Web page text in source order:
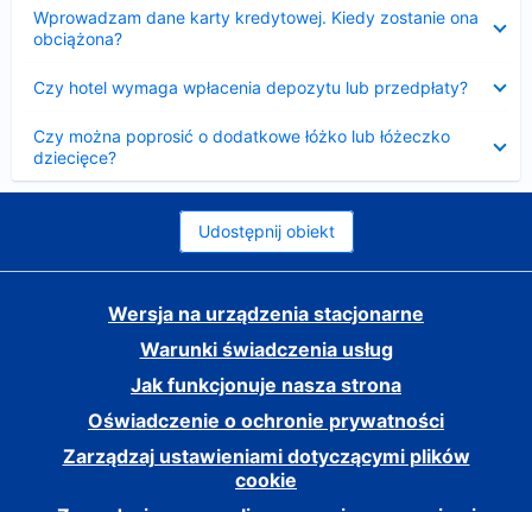
Wprowadzam dane karty kredytowej. Kiedy zostanie ona
obciążona?
Czy hotel wymaga wpłacenia depozytu lub przedpłaty?
Czy można poprosić o dodatkowe łóżko lub łóżeczko
dziecięce?
Udostępnij obiekt
Wersja na urządzenia stacjonarne
Warunki świadczenia usług
Jak funkcjonuje nasza strona
Oświadczenie o ochronie prywatności
Zarządzaj ustawieniami dotyczącymi plików
cookie